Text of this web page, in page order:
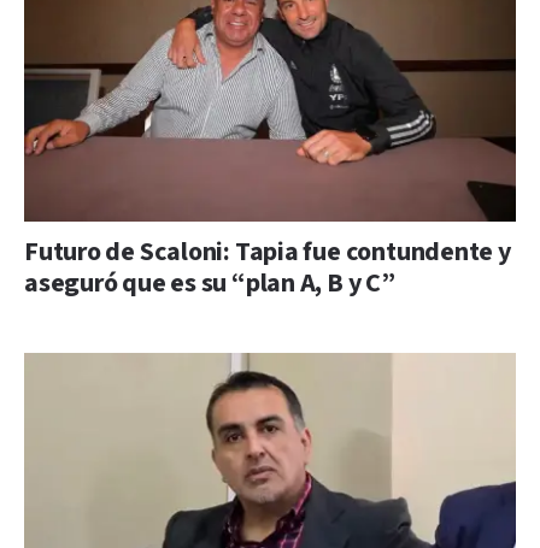
Futuro de Scaloni: Tapia fue contundente y
aseguró que es su “plan A, B y C”